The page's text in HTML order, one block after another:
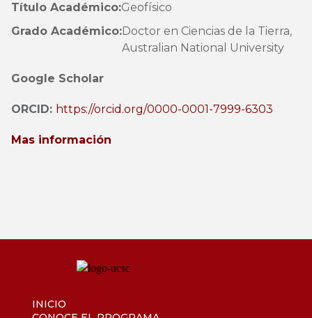
Título Académico:Geofísico
Grado Académico:Doctor en Ciencias de la Tierra,
Australian National University
Google Scholar
ORCID: https://orcid.org/0000-0001-7999-6303
Mas información
INICIO